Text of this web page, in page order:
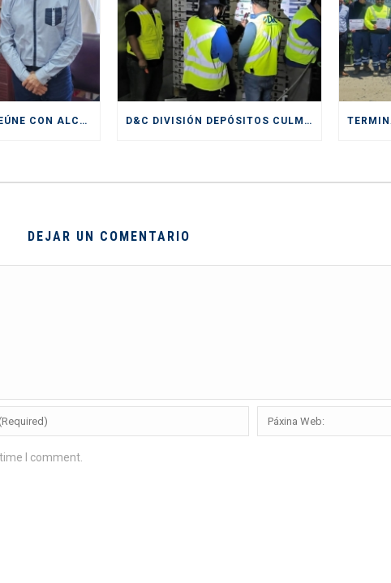
GRUPO D&C SE REÚNE CON ALCALDE DE SAN ANTONIO D&C DIVISIÓN DEPÓSITOS CULMINA EXITOSAMENTE SERVICIOS PRESTADOS DURANTE CICLO DE EXPORTACIÓN DE CEREZAS
DEJAR UN COMENTARIO
I comment.